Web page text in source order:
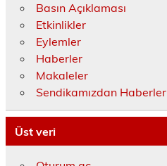
Basın Açıklaması
Etkinlikler
Eylemler
Haberler
Makaleler
Sendikamızdan Haberler
Üst veri